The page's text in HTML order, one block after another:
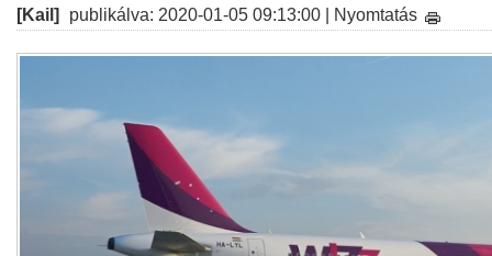
[Kail] publikálva: 2020-01-05 09:13:00 | Nyomtatás